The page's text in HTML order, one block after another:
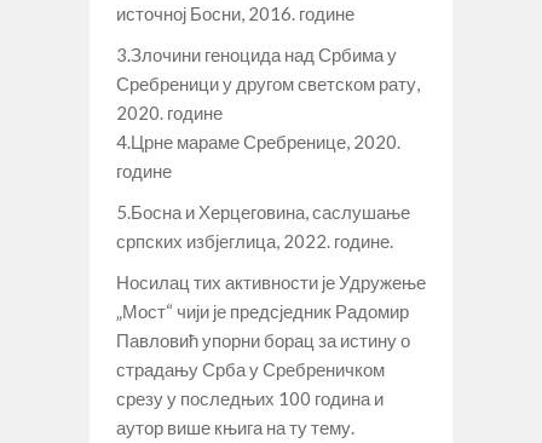
источној Босни, 2016. године
3.Злочини геноцида над Србима у
Сребреници у другом светском рату,
2020. године
4.Црне мараме Сребренице, 2020.
године
5.Босна и Херцеговина, саслушање
српских избјеглица, 2022. године.
Носилац тих активности је Удружење
„Мост“ чији је предсједник Радомир
Павловић упорни борац за истину о
страдању Срба у Сребреничком
срезу у последњих 100 година и
аутор више књига на ту тему.